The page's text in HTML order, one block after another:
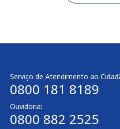
Serviço de Atendimento ao
0800 181 8189
Ouvidoria:
0800 882 2525